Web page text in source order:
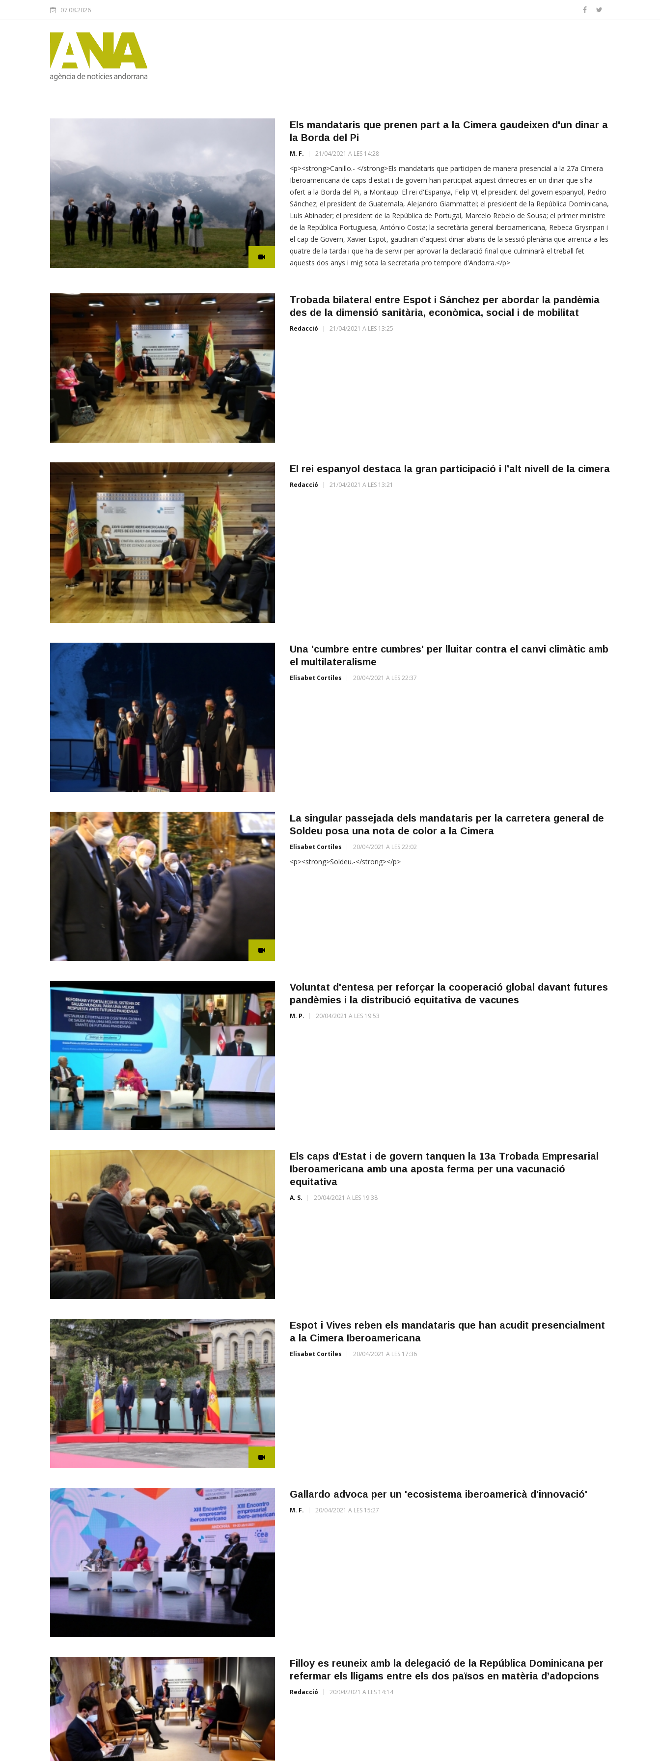
07.08.2026
Els mandataris que prenen part a la Cimera gaudeixen d'un dinar a
la Borda del Pi
M. F. 21/04/2021 A LES 14:28
<p><strong>Canillo.- </strong>Els mandataris que participen de manera presencial a la 27a Cimera
Iberoamericana de caps d'estat i de govern han participat aquest dimecres en un dinar que s'ha
ofert a la Borda del Pi, a Montaup. El rei d'Espanya, Felip VI; el president del govern espanyol, Pedro
Sánchez; el president de Guatemala, Alejandro Giammattei; el president de la República Dominicana,
Luís Abinader; el president de la República de Portugal, Marcelo Rebelo de Sousa; el primer ministre
de la República Portuguesa, António Costa; la secretària general iberoamericana, Rebeca Grysnpan i
el cap de Govern, Xavier Espot, gaudiran d'aquest dinar abans de la sessió plenària que arrenca a les
quatre de la tarda i que ha de servir per aprovar la declaració final que culminarà el treball fet
aquests dos anys i mig sota la secretaria pro tempore d'Andorra.</p>
Trobada bilateral entre Espot i Sánchez per abordar la pandèmia
des de la dimensió sanitària, econòmica, social i de mobilitat
Redacció 21/04/2021 A LES 13:25
El rei espanyol destaca la gran participació i l’alt nivell de la cimera
Redacció 21/04/2021 A LES 13:21
Una 'cumbre entre cumbres' per lluitar contra el canvi climàtic amb
el multilateralisme
Elisabet Cortiles 20/04/2021 A LES 22:37
La singular passejada dels mandataris per la carretera general de
Soldeu posa una nota de color a la Cimera
Elisabet Cortiles 20/04/2021 A LES 22:02
<p><strong>Soldeu.-</strong></p>
Voluntat d'entesa per reforçar la cooperació global davant futures
pandèmies i la distribució equitativa de vacunes
M. P. 20/04/2021 A LES 19:53
Els caps d'Estat i de govern tanquen la 13a Trobada Empresarial
Iberoamericana amb una aposta ferma per una vacunació
equitativa
A. S. 20/04/2021 A LES 19:38
Espot i Vives reben els mandataris que han acudit presencialment
a la Cimera Iberoamericana
Elisabet Cortiles 20/04/2021 A LES 17:36
Gallardo advoca per un 'ecosistema iberoamericà d'innovació'
M. F. 20/04/2021 A LES 15:27
Filloy es reuneix amb la delegació de la República Dominicana per
refermar els lligams entre els dos països en matèria d’adopcions
Redacció 20/04/2021 A LES 14:14